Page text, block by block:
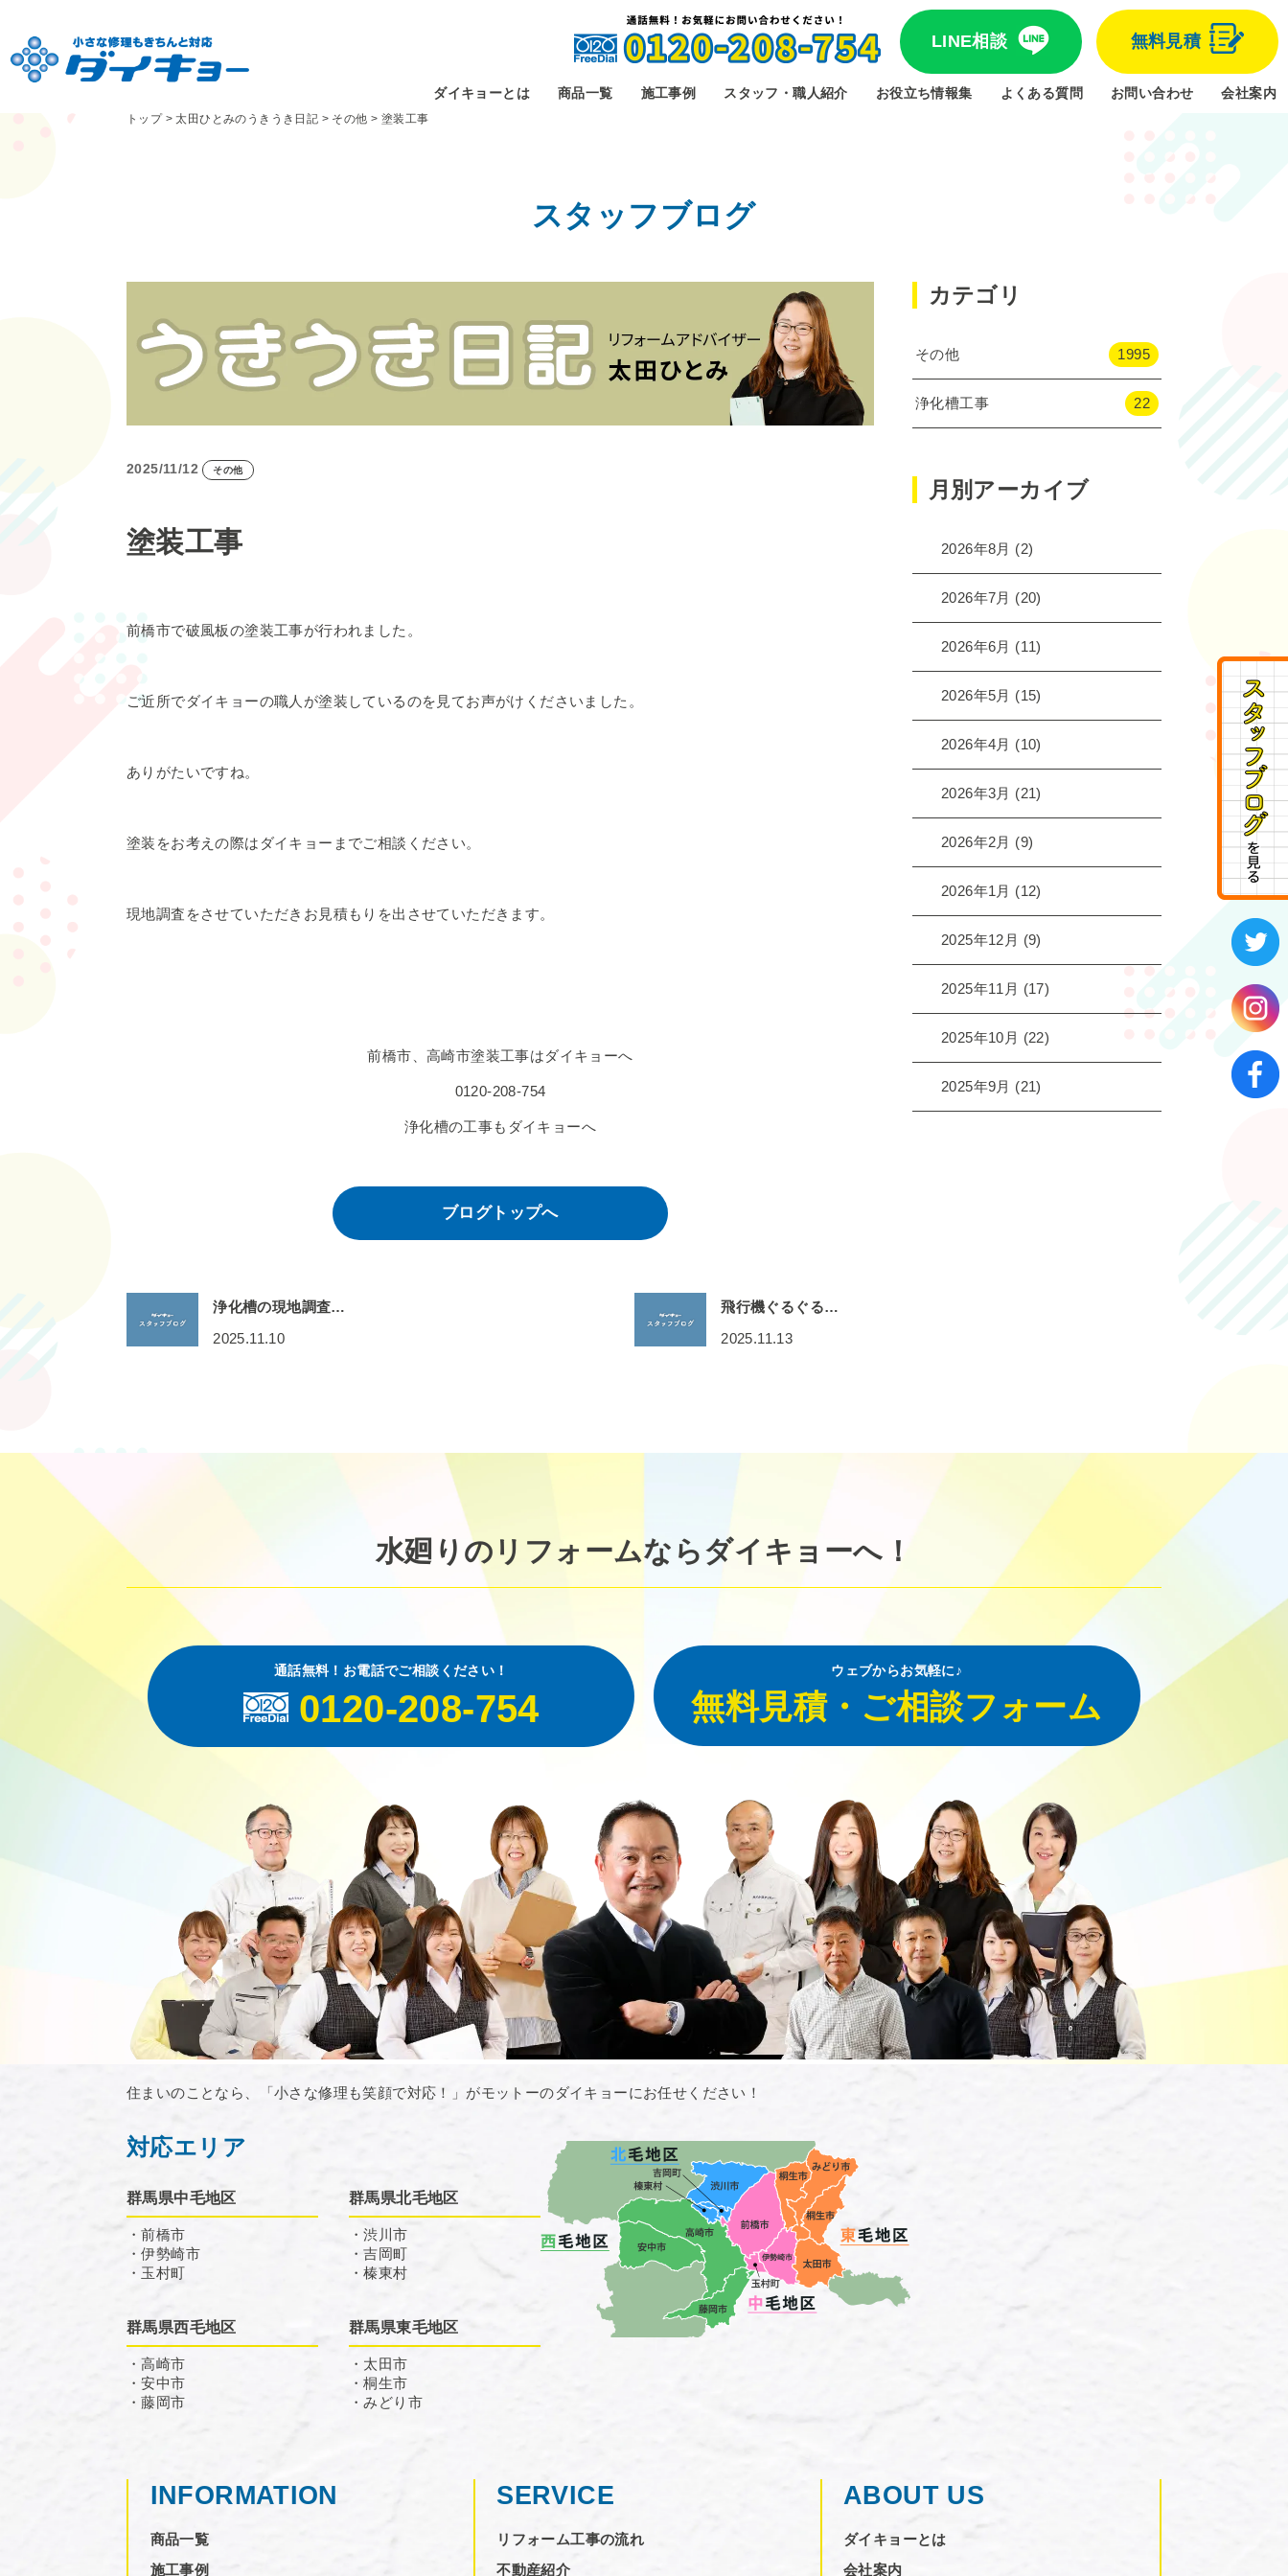
LINE相談 無料見積
ダイキョーとは 商品一覧 施工事例 スタッフ・職人紹介 お役立ち情報集 よくある質問 お問い合わせ 会社案内
トップ>太田ひとみのうきうき日記 > その他 > 塗装工事
スタッフブログ
2025/11/12 その他
塗装工事
前橋市で破風板の塗装工事が行われました。
ご近所でダイキョーの職人が塗装しているのを見てお声がけくださいました。
ありがたいですね。
塗装をお考えの際はダイキョーまでご相談ください。
現地調査をさせていただきお見積もりを出させていただきます。
前橋市、高崎市塗装工事はダイキョーへ
0120-208-754
浄化槽の工事もダイキョーへ
ブログトップへ
浄化槽の現地調査…
2025.11.10
飛行機ぐるぐる…
2025.11.13
カテゴリ
その他 1995
浄化槽工事 22
月別アーカイブ
2026年8月 (2)
2026年7月 (20)
2026年6月 (11)
2026年5月 (15)
2026年4月 (10)
2026年3月 (21)
2026年2月 (9)
2026年1月 (12)
2025年12月 (9)
2025年11月 (17)
2025年10月 (22)
2025年9月 (21)
水廻りのリフォームならダイキョーへ！
通話無料！お電話でご相談ください！
0120-208-754
ウェブからお気軽に♪
無料見積・ご相談フォーム
住まいのことなら、「小さな修理も笑顔で対応！」がモットーのダイキョーにお任せください！
対応エリア
群馬県中毛地区
・前橋市
・伊勢崎市
・玉村町
群馬県北毛地区
・渋川市
・吉岡町
・榛東村
群馬県西毛地区
・高崎市
・安中市
・藤岡市
群馬県東毛地区
・太田市
・桐生市
・みどり市
INFORMATION
商品一覧
施工事例
SERVICE
リフォーム工事の流れ
不動産紹介
ABOUT US
ダイキョーとは
会社案内